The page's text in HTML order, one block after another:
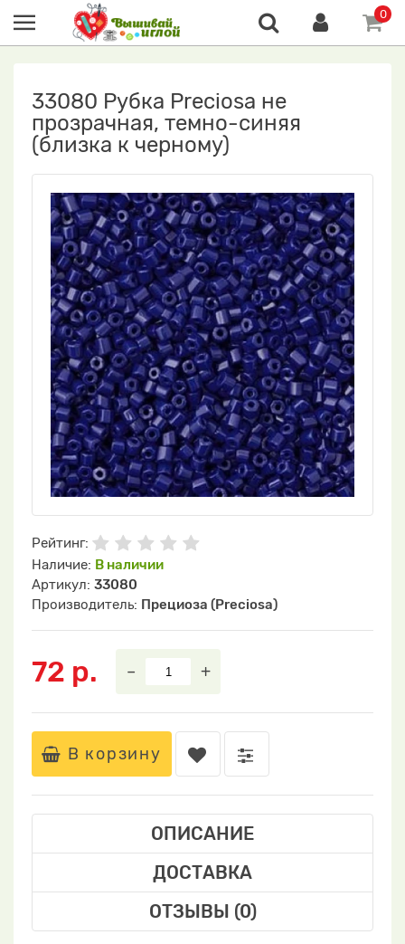
0
33080 Рубка Preciosa не
прозрачная, темно-синяя
(близка к черному)
Рейтинг:
Наличие: В наличии
Артикул: 33080
Производитель: Прециоза (Preciosa)
72 р. – +
В корзину
ОПИСАНИЕ
ДОСТАВКА
ОТЗЫВЫ (0)